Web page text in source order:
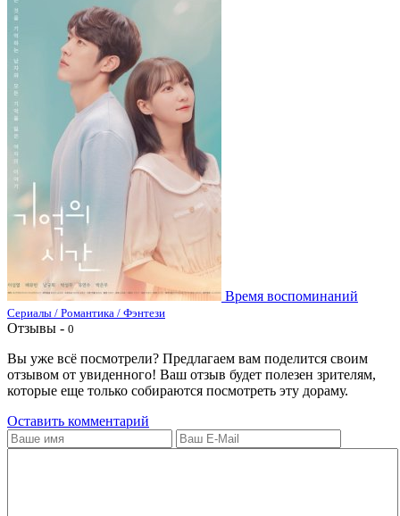
Время воспоминаний
Сериалы / Романтика / Фэнтези
Отзывы - 0
Вы уже всё посмотрели? Предлагаем вам поделится своим
отзывом от увиденного! Ваш отзыв будет полезен зрителям,
которые еще только собираются посмотреть эту дораму.
Оставить комментарий